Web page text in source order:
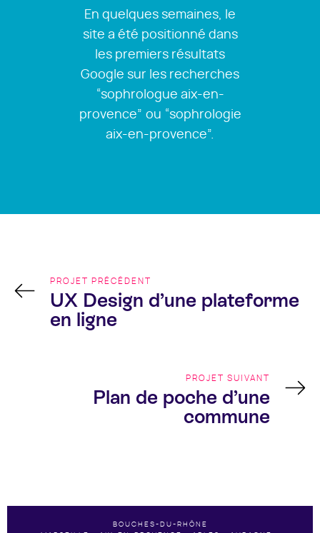
En quelques semaines, le
site a été positionné dans
les premiers résultats
Google sur les recherches
“sophrologue aix-en-
provence” ou “sophrologie
aix-en-provence”.
l’articlePROJET PRÉCÉDENT
UX Design d’une plateforme
en ligne
PROJET SUIVANT
Plan de poche d’une
commune
+33 6 69 52 72 15
BOUCHES-DU-RHÔNE